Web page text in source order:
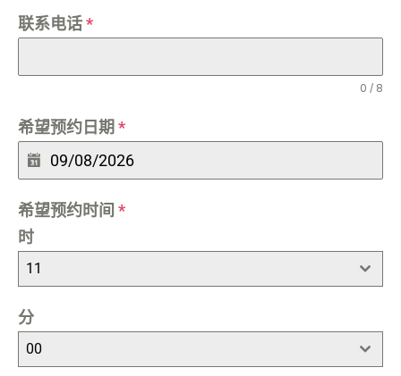
联系电话*
0 / 8
希望预约日期 *
希望预约时间 *
时
11
分
00